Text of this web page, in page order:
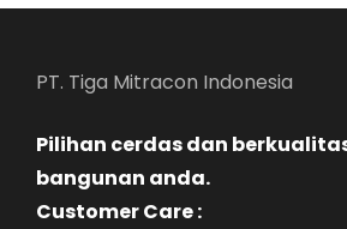
PT. Tiga Mitracon Indonesia
Pilihan cerdas dan
bangunan anda.
Customer Care :